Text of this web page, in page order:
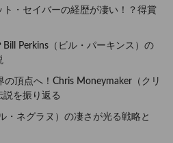
・セイバーの経歴が凄い！？得賞
Perkins（ビル・パーキンス）の
の頂点へ！Chris Moneymaker（クリ
説を振り返る
・ネグラヌ）の凄さが光る戦略と